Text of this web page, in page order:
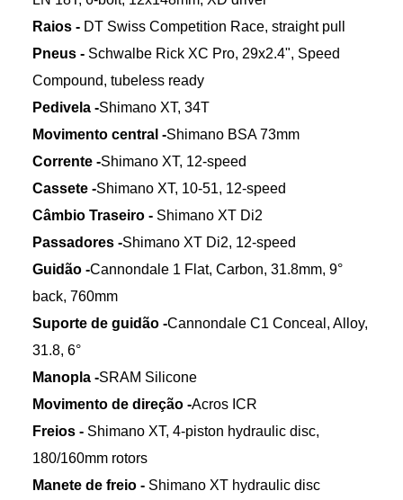
Raios - DT Swiss Competition Race, straight pull
Pneus - Schwalbe Rick XC Pro, 29x2.4", Speed
Compound, tubeless ready
Pedivela -Shimano XT, 34T
Movimento central -Shimano BSA 73mm
Corrente -Shimano XT, 12-speed
Cassete -Shimano XT, 10-51, 12-speed
Câmbio Traseiro - Shimano XT Di2
Passadores -Shimano XT Di2, 12-speed
Guidão -Cannondale 1 Flat, Carbon, 31.8mm, 9°
back, 760mm
Suporte de guidão -Cannondale C1 Conceal, Alloy,
31.8, 6°
Manopla -SRAM Silicone
Movimento de direção -Acros ICR
Freios - Shimano XT, 4-piston hydraulic disc,
180/160mm rotors
Manete de freio - Shimano XT hydraulic disc